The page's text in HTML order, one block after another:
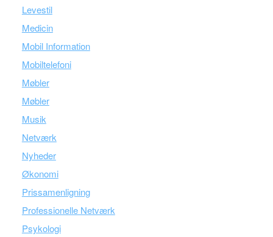
Levestil
Medicin
Mobil Information
Mobiltelefoni
Møbler
Møbler
Musik
Netværk
Nyheder
Økonomi
Prissamenligning
Professionelle Netværk
Psykologi